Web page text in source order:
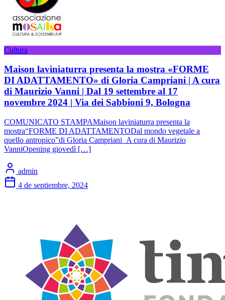
Cultura
Maison laviniaturra presenta la mostra «FORME
DI ADATTAMENTO» di Gloria Campriani | A cura
di Maurizio Vanni | Dal 19 settembre al 17
novembre 2024 | Via dei Sabbioni 9, Bologna
COMUNICATO STAMPAMaison laviniaturra presenta la
mostra“FORME DI ADATTAMENTODal mondo vegetale a
quello antropico”di Gloria Campriani A cura di Maurizio
VanniOpening giovedì […]
admin
4 de septiembre, 2024